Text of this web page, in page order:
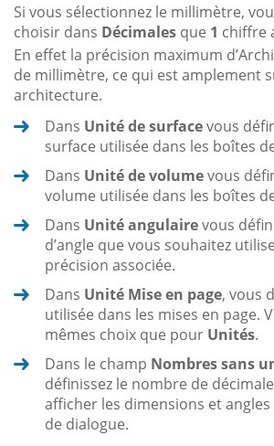
Si vous sélectionnez le millimètre,
choisir dans Décimales que 1 chiffre
En effet la précision maximum
de millimètre, ce qui est amplement
architecture.
Dans Unité de surfacevous
surface utilisée dans les boîtes
Dans Unité de volumevous
volume utilisée dans les boîtes
Dans Unité angulairevous
d’angle que vous souhaitez
précision associée.
Dans Unité Mise en page, vous
utilisée dans les mises en page.
mêmes choix que pour Unités.
Dans le champ Nombres sans
définissez le nombre de
afficher les dimensions et
de dialogue.